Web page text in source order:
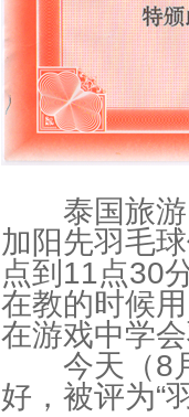
泰国旅游
加阳先羽毛
点到11点30
在教的时候
在游戏中学
今天（8月
好，被评为“